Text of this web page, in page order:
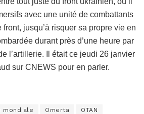
avec une unité de combattants
jusqu’à risquer sa propre vie en
durant près d’une heure par
l’artillerie. Il était ce jeudi 26 janvier
sur CNEWS pour en parler.
mondiale Omerta OTAN